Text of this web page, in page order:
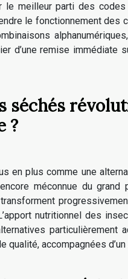
le meilleur parti des
le fonctionnement des
remise immédiate
séchés
?
en plus comme une
méconnue du
nutritionnel des
particulièrement
accompagnées